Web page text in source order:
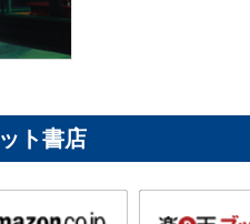
ト書店